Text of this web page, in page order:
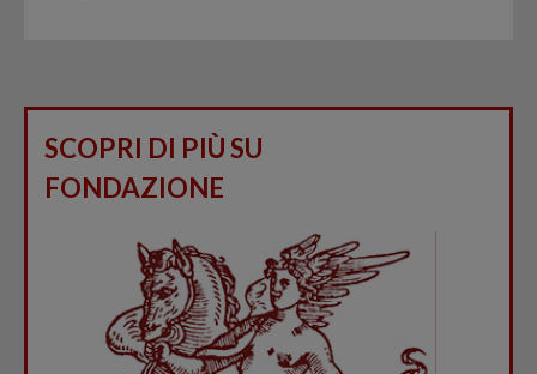
SCOPRI DI PIÙ SU
FONDAZIONE